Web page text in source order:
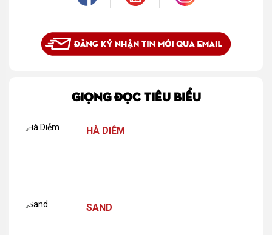
GIỌNG ĐỌC TIÊU BIỂU
HÀ DIỄM
SAND